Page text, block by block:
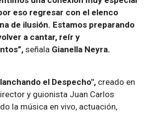
eso regresar con el elenco
de ilusión. Estamos preparando
a cantar, reír y
señala Gianella Neyra.
el Despecho", creado en
y guionista Juan Carlos
la música en vivo, actuación,